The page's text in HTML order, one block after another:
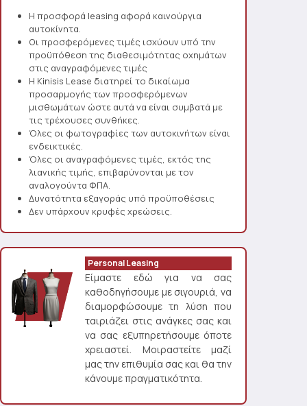
Η προσφορά leasing αφορά καινούργια
αυτοκίνητα.
Οι προσφερόμενες τιμές ισχύουν υπό την
προϋπόθεση της διαθεσιμότητας οχημάτων
στις αναγραφόμενες τιμές
Η Kinisis Lease διατηρεί το δικαίωμα
προσαρμογής των προσφερόμενων
μισθωμάτων ώστε αυτά να είναι συμβατά με
τις τρέχουσες συνθήκες.
Όλες οι φωτογραφίες των αυτοκινήτων είναι
ενδεικτικές.
Όλες οι αναγραφόμενες τιμές, εκτός της
λιανικής τιμής, επιβαρύνονται με τον
αναλογούντα ΦΠΑ.
Δυνατότητα εξαγοράς υπό προϋποθέσεις
Δεν υπάρχουν κρυφές χρεώσεις.
Personal Leasing
Είμαστε εδώ για να σας
καθοδηγήσουμε με σιγουριά, να
διαμορφώσουμε τη λύση που
ταιριάζει στις ανάγκες σας και
να σας εξυπηρετήσουμε όποτε
χρειαστεί. Μοιραστείτε μαζί
μας την επιθυμία σας και θα την
κάνουμε πραγματικότητα.